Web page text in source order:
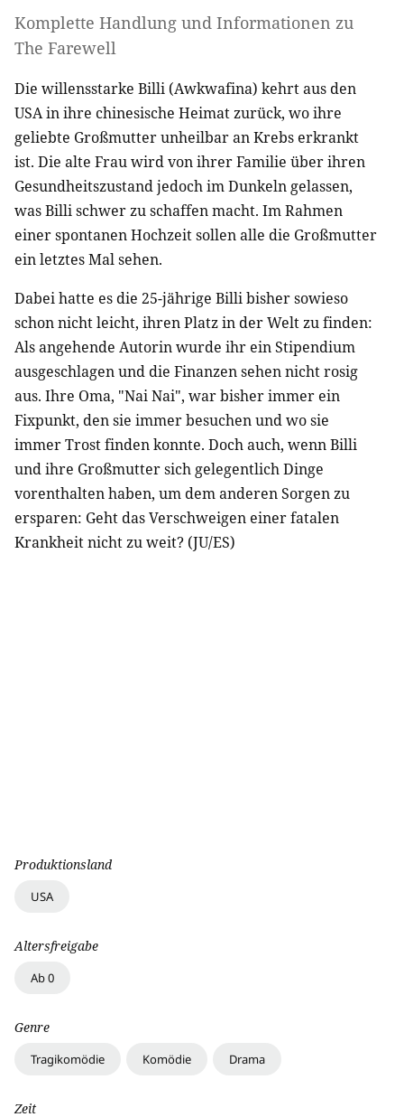
Komplette Handlung und Informationen zu
The Farewell
Die willensstarke Billi (Awkwafina) kehrt aus den
USA in ihre chinesische Heimat zurück, wo ihre
geliebte Großmutter unheilbar an Krebs erkrankt
ist. Die alte Frau wird von ihrer Familie über ihren
Gesundheitszustand jedoch im Dunkeln gelassen,
was Billi schwer zu schaffen macht. Im Rahmen
einer spontanen Hochzeit sollen alle die Großmutter
ein letztes Mal sehen.
Dabei hatte es die 25-jährige Billi bisher sowieso
schon nicht leicht, ihren Platz in der Welt zu finden:
Als angehende Autorin wurde ihr ein Stipendium
ausgeschlagen und die Finanzen sehen nicht rosig
aus. Ihre Oma, "Nai Nai", war bisher immer ein
Fixpunkt, den sie immer besuchen und wo sie
immer Trost finden konnte. Doch auch, wenn Billi
und ihre Großmutter sich gelegentlich Dinge
vorenthalten haben, um dem anderen Sorgen zu
ersparen: Geht das Verschweigen einer fatalen
Krankheit nicht zu weit? (JU/ES)
Produktionsland
USA
Altersfreigabe
Ab 0
Genre
Tragikomödie Komödie Drama
Zeit